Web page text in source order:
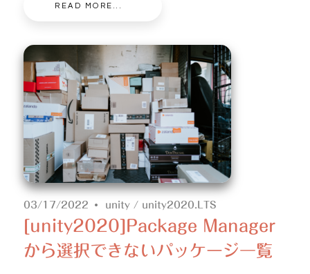
READ MORE...
03/17/2022 unity / unity2020.LTS
[unity2020]Package Manager
から選択できないパッケージ一覧